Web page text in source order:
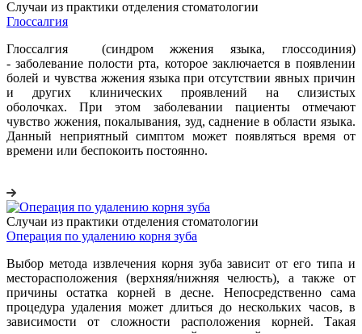
Случаи из практики отделения стоматологии
Глоссалгия
Глоссалгия (синдром жжения языка, глоссодиния)
- заболевание полости рта, которое заключается в появлении
болей и чувства жжения языка при отсутствии явных причин
и других клинических проявлений на слизистых
оболочках.При этом заболевании пациенты отмечают
чувство жжения, покалывания, зуд, саднение в области языка.
Данный неприятный симптом может появляться время от
времени или беспокоить постоянно.
Случаи из практики отделения стоматологии
Операция по удалению корня зуба
Выбор метода извлечения корня зуба зависит от его типа и
месторасположения (верхняя/нижняя челюсть), а также от
причины остатка корней в десне. Непосредственно сама
процедура удаления может длиться до нескольких часов, в
зависимости от сложности расположения корней. Такая